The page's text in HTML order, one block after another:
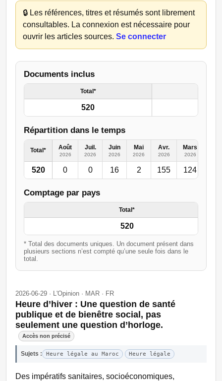
🔒 Les références, titres et résumés sont librement
consultables. La connexion est nécessaire pour
ouvrir les articles sources. Se connecter
Documents inclus
Total*
520
Répartition dans le temps
Total* Août
2026
Juil.
2026
Juin
2026
Mai
2026
Avr.
2026
Mars
2026
520 0 0 16 2 155 124
Comptage par pays
Total*
520
* Total des documents uniques. Un document présent dans
plusieurs sections n’est compté qu’une seule fois dans le
total.
2026-06-29 · L'Opinion · MAR · FR
Heure d’hiver : Une question de santé
publique et de bienêtre social, pas
seulement une question d’horloge.
Accès non précisé
Sujets : Heure légale au Maroc Heure légale
Des impératifs sanitaires, socioéconomiques,